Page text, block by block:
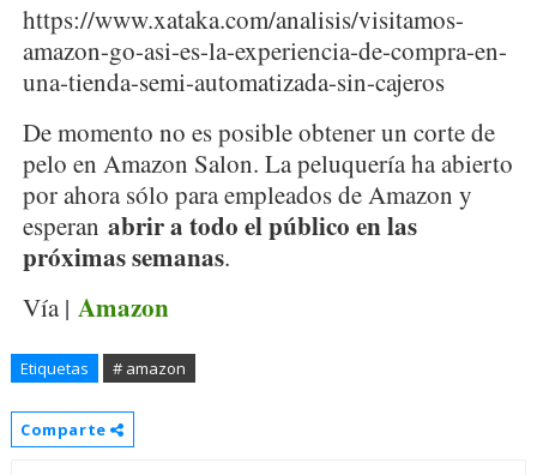
https://www.xataka.com/analisis/visitamos-
amazon-go-asi-es-la-experiencia-de-compra-en-
una-tienda-semi-automatizada-sin-cajeros
De momento no es posible obtener un corte de
pelo en Amazon Salon. La peluquería ha abierto
por ahora sólo para empleados de Amazon y
esperan abrir a todo el público en las
próximas semanas.
Vía | Amazon
Etiquetas # amazon
Comparte